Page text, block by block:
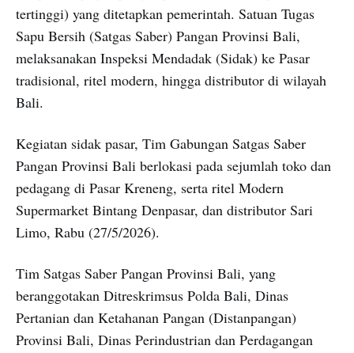
tertinggi) yang ditetapkan pemerintah. Satuan Tugas
Sapu Bersih (Satgas Saber) Pangan Provinsi Bali,
melaksanakan Inspeksi Mendadak (Sidak) ke Pasar
tradisional, ritel modern, hingga distributor di wilayah
Bali.
Kegiatan sidak pasar, Tim Gabungan Satgas Saber
Pangan Provinsi Bali berlokasi pada sejumlah toko dan
pedagang di Pasar Kreneng, serta ritel Modern
Supermarket Bintang Denpasar, dan distributor Sari
Limo, Rabu (27/5/2026).
Tim Satgas Saber Pangan Provinsi Bali, yang
beranggotakan Ditreskrimsus Polda Bali, Dinas
Pertanian dan Ketahanan Pangan (Distanpangan)
Provinsi Bali, Dinas Perindustrian dan Perdagangan